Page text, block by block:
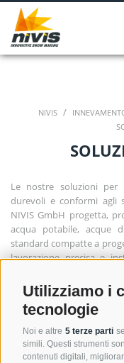
Utilizziamo i
tecnologie
Noi e altre 5 terze parti
simili. Questi strumenti
contenuti digitali,
NIVIS /
Le nostre soluzioni per
durevoli e conformi agli
NIVIS GmbH progetta,
acqua potabile, acque
standard compatte a
lavorazione precisa e
affidabilità operativa,
CONTATTO